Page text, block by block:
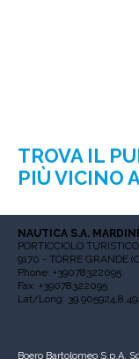
TROVA IL
PIÙ VICINO
NAUTICA S.A.
PORTICCIOLO TURISTICO
9170 - TORRE GRANDE
Phone: +39078322095
Fax: +39078322095
Lat/Long:
Boero Bartolomeo S.p.A.